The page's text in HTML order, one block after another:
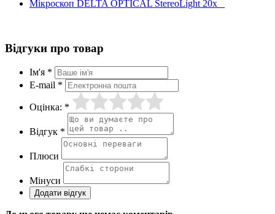
Мікроскоп DELTA OPTICAL StereoLight 20x
Відгуки про товар
Ім'я *
E-mail *
Оцінка: *
Відгук *
Плюси
Мінуси